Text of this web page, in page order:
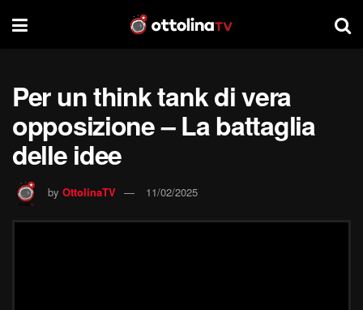
Per un think tank di vera
opposizione – La battaglia
delle idee
by OttolinaTV 11/02/2025